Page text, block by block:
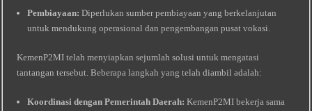
Pembiayaan: Diperlukan sumber pembiayaan yang berkelanjutan
untuk mendukung operasional dan pengembangan pusat vokasi.
KemenP2MI telah menyiapkan sejumlah solusi untuk mengatasi
tantangan tersebut. Beberapa langkah yang telah diambil adalah:
Koordinasi dengan Pemerintah Daerah: KemenP2MI bekerja sama